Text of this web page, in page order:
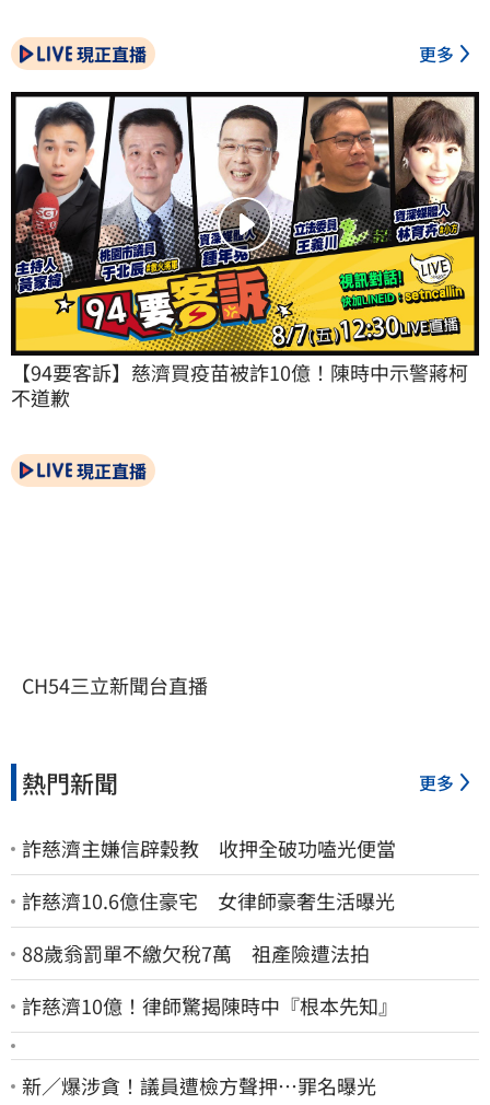
現正直播 更多
【94要客訴】慈濟買疫苗被詐10億！陳時中示警蔣柯
不道歉
現正直播
CH54三立新聞台直播
熱門新聞 更多
詐慈濟主嫌信辟穀教 收押全破功嗑光便當
詐慈濟10.6億住豪宅 女律師豪奢生活曝光
88歲翁罰單不繳欠稅7萬 祖產險遭法拍
詐慈濟10億！律師驚揭陳時中『根本先知』
新／爆涉貪！議員遭檢方聲押…罪名曝光